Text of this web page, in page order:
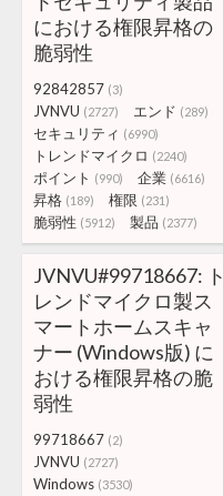
における権限昇格の
脆弱性
92842857 (3)
JVNVU (2727) エンド (289)
セキュリティ (6990)
トレンドマイクロ (2240)
ポイント (990) 企業 (6616)
昇格 (189) 権限 (231)
脆弱性 (5912) 製品 (2377)
JVNVU#99718667: ト
レンドマイクロ製ス
マートホームスキャ
ナー (Windows版) に
おける権限昇格の脆
弱性
99718667 (2)
JVNVU (2727)
Windows (3530)